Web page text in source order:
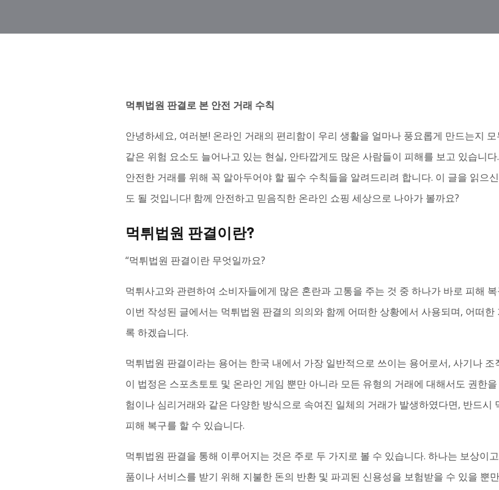
먹튀법원 판결로 본 안전 거래 수칙
안녕하세요, 여러분! 온라인 거래의 편리함이 우리 생활을 얼마나 풍요롭게 만드는지
같은 위험 요소도 늘어나고 있는 현실, 안타깝게도 많은 사람들이 피해를 보고 있습니
안전한 거래를 위해 꼭 알아두어야 할 필수 수칙들을 알려드리려 합니다. 이 글을 읽으
도 될 것입니다! 함께 안전하고 믿음직한 온라인 쇼핑 세상으로 나아가 볼까요?
먹튀법원 판결이란?
“먹튀법원 판결이란 무엇일까요?
먹튀사고와 관련하여 소비자들에게 많은 혼란과 고통을 주는 것 중 하나가 바로 피해
이번 작성된 글에서는 먹튀법원 판결의 의의와 함께 어떠한 상황에서 사용되며, 어떠
록 하겠습니다.
먹튀법원 판결이라는 용어는 한국 내에서 가장 일반적으로 쓰이는 용어로서, 사기나
이 법정은 스포츠토토 및 온라인 게임 뿐만 아니라 모든 유형의 거래에 대해서도 권한
험이나 심리거래와 같은 다양한 방식으로 속여진 일체의 거래가 발생하였다면, 반드시
피해 복구를 할 수 있습니다.
먹튀법원 판결을 통해 이루어지는 것은 주로 두 가지로 볼 수 있습니다. 하나는 보상이
품이나 서비스를 받기 위해 지불한 돈의 반환 및 파괴된 신용성을 보험받을 수 있을 뿐